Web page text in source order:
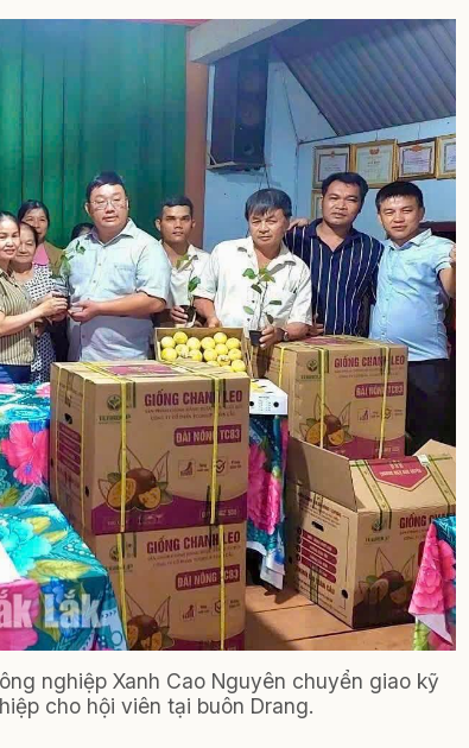
nghiệp Xanh Cao Nguyên chuyển giao kỹ
cho hội viên tại buôn Drang.